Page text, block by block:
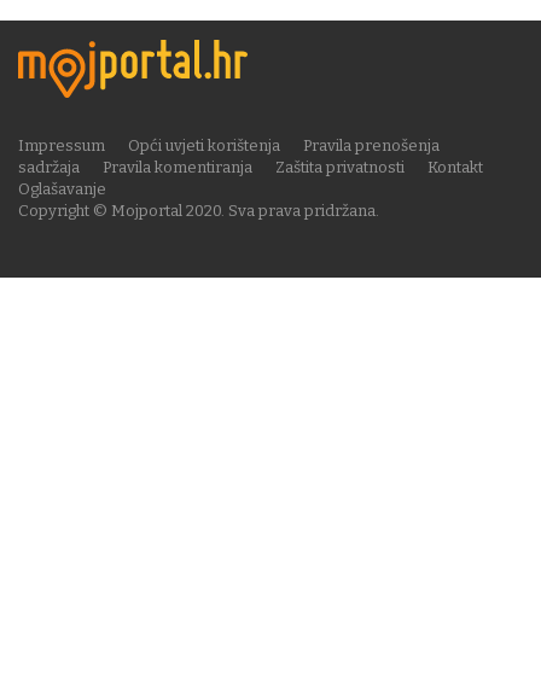
Copyright © Mojportal 2020. Sva prava pridržana.
Impressum Opći uvjeti korištenja
Pravila prenošenja
sadržaja
Pravila komentiranja Zaštita privatnosti
Kontakt
Oglašavanje